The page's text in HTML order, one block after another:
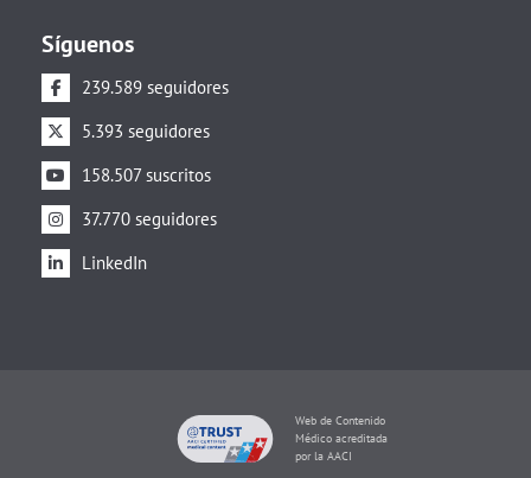
Síguenos
239.589 seguidores
5.393 seguidores
158.507 suscritos
37.770 seguidores
LinkedIn
Web de Contenido
Médico acreditada
por la AACI